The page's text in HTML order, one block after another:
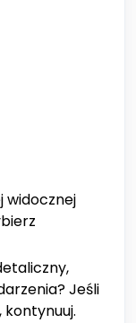
widocznej
Jeśli
kontynuuj.